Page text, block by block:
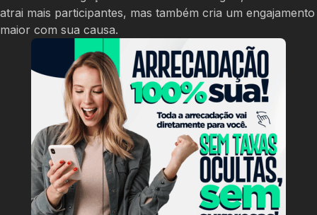
atrai mais participantes, mas também cria um engajamento
maior com sua causa.